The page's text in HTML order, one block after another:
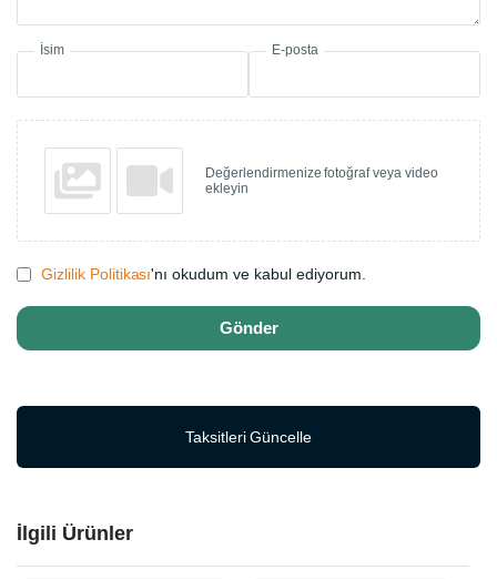
İsim E-posta
Değerlendirmenize fotoğraf veya video
ekleyin
Gizlilik Politikası'nı okudum ve kabul ediyorum.
Gönder
Taksitleri Güncelle
İlgili Ürünler